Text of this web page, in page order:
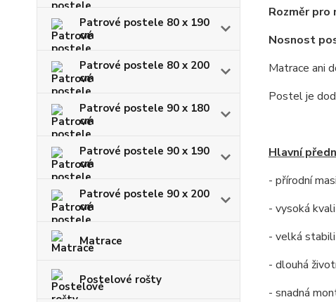
Patrové postele 80 x 190
cm
Patrové postele 80 x 200
cm
Patrové postele 90 x 180
cm
Patrové postele 90 x 190
cm
Patrové postele 90 x 200
cm
Matrace
Postelové rošty
Rozměr pro
Nosnost
Matrace ani
Postel je
Hlavní
- přírodní
- vysoká
- velká
- dlouhá
- snadná